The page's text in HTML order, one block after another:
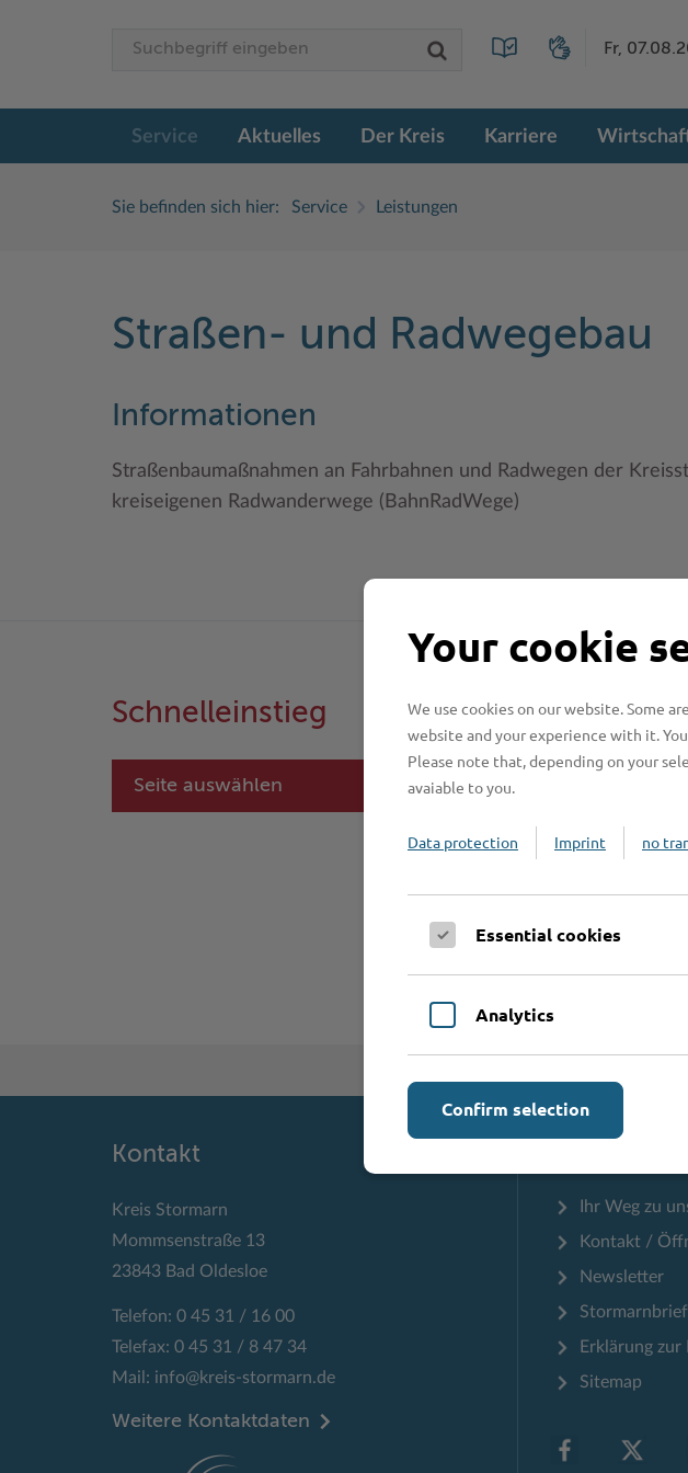
Fr,
Service Aktuelles Der Kreis Karriere
Sie befinden sich hier: Service Leistungen
Straßen- und Radwegebau
Informationen
Straßenbaumaßnahmen an Fahrbahnen und Radwegen der
kreiseigenen Radwanderwege (BahnRadWege)
Schnelleinstieg
Seite auswählen
Online-
Formulare
Kontakt
Kreis Stormarn
Mommsenstraße 13
23843 Bad Oldesloe
Telefon: 0 45 31 / 16 00
Telefax: 0 45 31 / 8 47 34
Mail: info@kreis-stormarn.de
Weitere Kontaktdaten
Ihr Weg zu
Kontakt /
Newsletter
Stormarnbrief
Erklärung
Sitemap
Your cookie
We use cookies on our website. Some
website and your experience with it.
Please note that, depending on your
avaiable to you.
Data protection Imprint no
Essential cookies
Analytics
Confirm selection